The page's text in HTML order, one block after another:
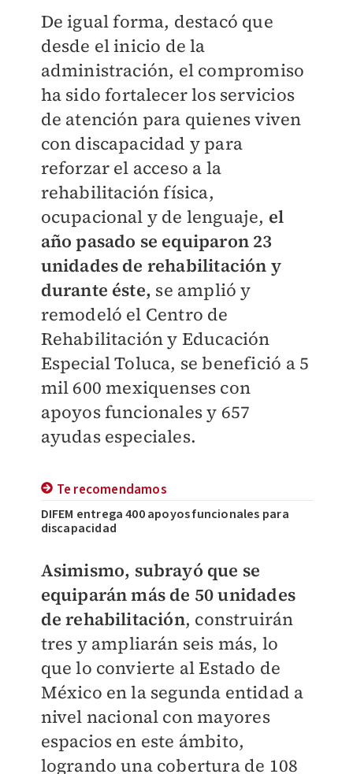
De igual forma, destacó que
desde el inicio de la
administración, el compromiso
ha sido fortalecer los servicios
de atención para quienes viven
con discapacidad y para
reforzar el acceso a la
rehabilitación física,
ocupacional y de lenguaje, el
año pasado se equiparon 23
unidades de rehabilitación y
durante éste, se amplió y
remodeló el Centro de
Rehabilitación y Educación
Especial Toluca, se benefició a 5
mil 600 mexiquenses con
apoyos funcionales y 657
ayudas especiales.
Te recomendamos
DIFEM entrega 400 apoyos funcionales para
discapacidad
Asimismo, subrayó que se
equiparán más de 50 unidades
de rehabilitación, construirán
tres y ampliarán seis más, lo
que lo convierte al Estado de
México en la segunda entidad a
nivel nacional con mayores
espacios en este ámbito,
logrando una cobertura de 108